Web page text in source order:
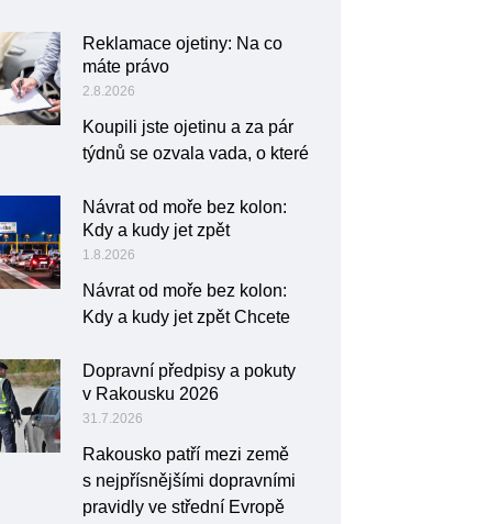
Reklamace ojetiny: Na co
máte právo
2.8.2026
Koupili jste ojetinu a za pár
týdnů se ozvala vada, o které
Návrat od moře bez kolon:
Kdy a kudy jet zpět
1.8.2026
Návrat od moře bez kolon:
Kdy a kudy jet zpět Chcete
Dopravní předpisy a pokuty
v Rakousku 2026
31.7.2026
Rakousko patří mezi země
s nejpřísnějšími dopravními
pravidly ve střední Evropě